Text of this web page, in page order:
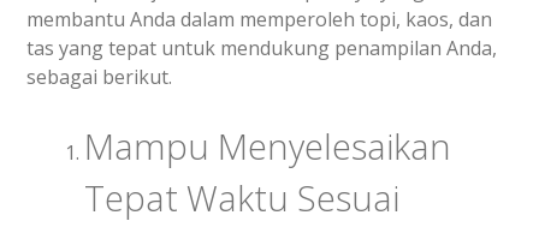
membantu Anda dalam memperoleh topi, kaos, dan
tas yang tepat untuk mendukung penampilan Anda,
sebagai berikut.
Mampu Menyelesaikan
Tepat Waktu Sesuai